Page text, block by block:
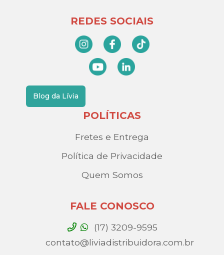
REDES SOCIAIS
Blog da Lívia
POLÍTICAS
Fretes e Entrega
Política de Privacidade
Quem Somos
FALE CONOSCO
(17) 3209-9595
contato@liviadistribuidora.com.br